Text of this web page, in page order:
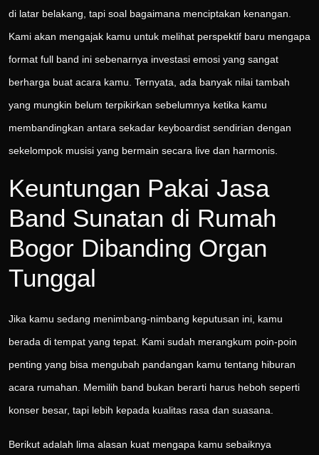
di latar belakang, tapi soal bagaimana menciptakan kenangan.
Kami akan mengajak kamu untuk melihat perspektif baru mengapa
format full band ini sebenarnya investasi emosi yang sangat
berharga buat acara kamu. Ternyata, ada banyak nilai tambah
yang mungkin belum terpikirkan sebelumnya ketika kamu
membandingkan antara sekadar keyboardist sendirian dengan
sekelompok musisi yang bermain secara live dan harmonis.
Keuntungan Pakai Jasa
Band Sunatan di Rumah
Bogor Dibanding Organ
Tunggal
Jika kamu sedang menimbang-nimbang keputusan ini, kamu
berada di tempat yang tepat. Kami sudah merangkum poin-poin
penting yang bisa mengubah pandangan kamu tentang hiburan
acara rumahan. Memilih band bukan berarti harus heboh seperti
konser besar, tapi lebih kepada kualitas rasa dan suasana.
Berikut adalah lima alasan kuat mengapa kamu sebaiknya